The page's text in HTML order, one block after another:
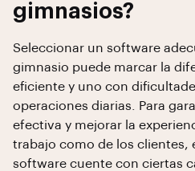
gimnasios?
Seleccionar un software
gimnasio puede marcar la
eficiente y uno con
operaciones diarias. Para
efectiva y mejorar la
trabajo como de los clientes,
software cuente con ciertas